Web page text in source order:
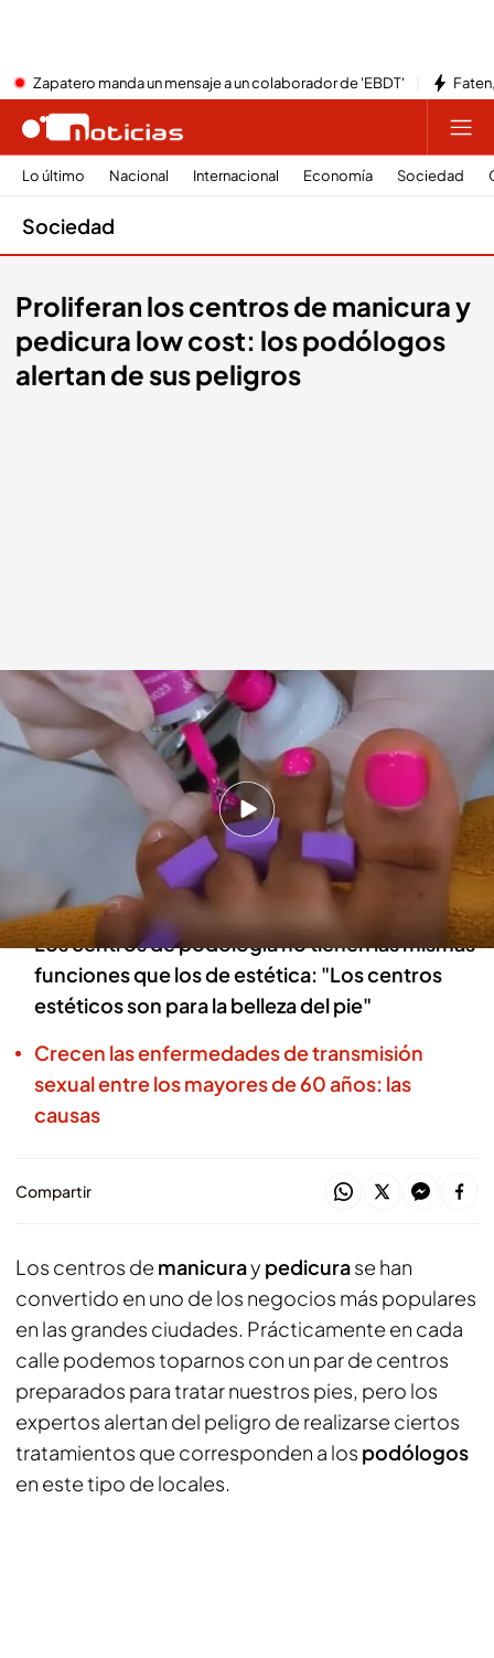
Zapatero manda un mensaje a un colaborador de 'EBDT'
Lo último Nacional Internacional Economía Sociedad
Sociedad
Proliferan los centros de manicura y
pedicura low cost: los podólogos
alertan de sus peligros
La irresponsabilidad de algunos tratamientos en centros de pedicura y
manicura.IMAGEN: Pedro Pablo Almela
Redacción digital Noticias Cuatro Sandra Mir
06 DIC 2024 - 11:00h.
La falta de titulación para realizar tratamientos
podológicos puede generar consecuencias
irreversibles
Los centros de podología no tienen las mismas
funciones que los de estética: "Los centros
estéticos son para la belleza del pie"
Crecen las enfermedades de transmisión
sexual entre los mayores de 60 años: las
causas
Compartir
Los centros de manicuray pedicurase han
convertido en uno de los negocios más populares
en las grandes ciudades. Prácticamente en cada
calle podemos toparnos con un par de centros
preparados para tratar nuestros pies, pero los
expertos alertan del peligro de realizarse ciertos
tratamientos que corresponden a los podólogos
en este tipo de locales.